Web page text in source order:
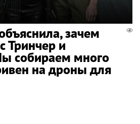
зачем
Тринчер и
собираем много
на дроны для